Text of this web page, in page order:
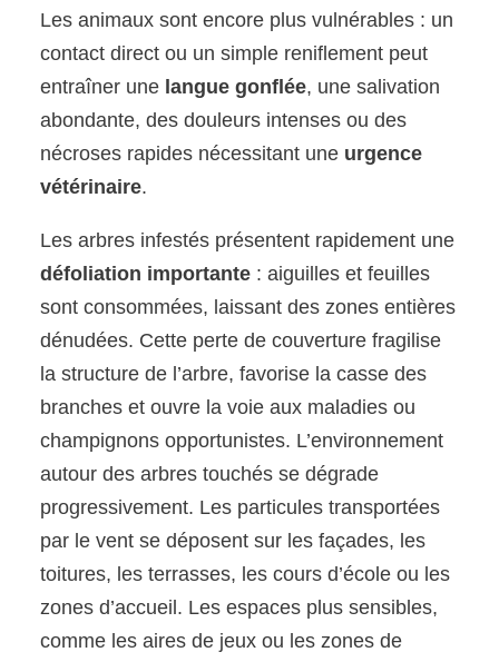
Les animaux sont encore plus vulnérables : un
contact direct ou un simple reniflement peut
entraîner une langue gonflée, une salivation
abondante, des douleurs intenses ou des
nécroses rapides nécessitant une urgence
vétérinaire.
Les arbres infestés présentent rapidement une
défoliation importante : aiguilles et feuilles
sont consommées, laissant des zones entières
dénudées. Cette perte de couverture fragilise
la structure de l’arbre, favorise la casse des
branches et ouvre la voie aux maladies ou
champignons opportunistes. L’environnement
autour des arbres touchés se dégrade
progressivement. Les particules transportées
par le vent se déposent sur les façades, les
toitures, les terrasses, les cours d’école ou les
zones d’accueil. Les espaces plus sensibles,
comme les aires de jeux ou les zones de